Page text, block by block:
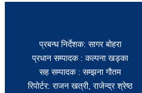
प्रबन्ध निर्देशक: सागर बोहरा
प्रधान सम्पादक : कल्पना खड्का
सह सम्पादक : सम्झना गौतम
रिपोर्टर: राजन खत्री, राजेन्द्र श्रेष्ठ